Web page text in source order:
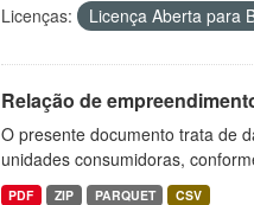
Licenças:
Licença Aberta para
Relação de
O presente documento trata de
unidades consumidoras,
PDF ZIP PARQUET CSV